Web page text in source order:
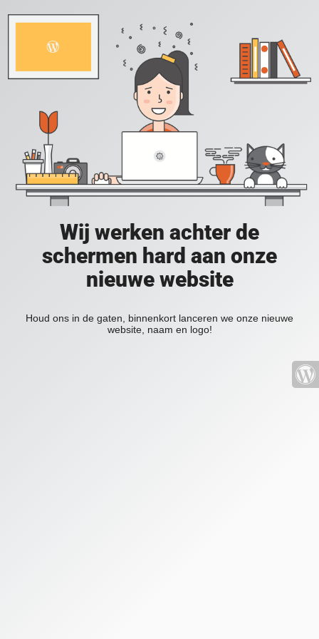
Wij werken achter de
schermen hard aan onze
nieuwe website
Houd ons in de gaten, binnenkort lanceren we onze nieuwe
website, naam en logo!